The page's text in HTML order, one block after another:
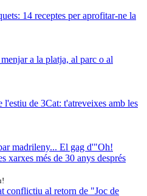
14 receptes per aprofitar-ne la
a la platja, al parc o al
l'estiu de 3Cat: t'atreveixes amb les
madrileny... El gag d'"Oh!
xarxes més de 30 anys després
conflictiu al retorn de "Joc de